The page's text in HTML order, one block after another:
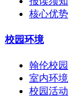
核心优势
校园环境
翰伦校园
室内环境
校园活动